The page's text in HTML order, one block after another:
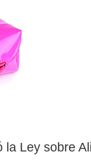
la Ley sobre